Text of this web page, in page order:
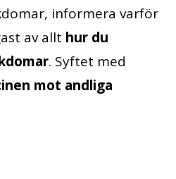
informera varför
av allt hur du
. Syftet med
mot andliga